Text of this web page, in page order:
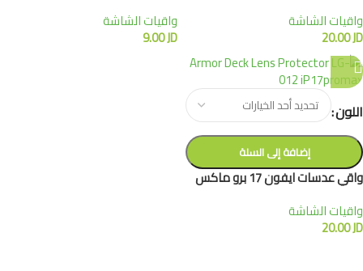
واقيات الشاشة
20.00JD
واقيات الشاشة
9.00JD
اللون
إضافة إلى السلة
واقي عدسات ايفون 17 برو ماكس
واقيات الشاشة
20.00JD